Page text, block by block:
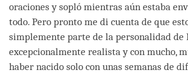
oraciones y sopló mientras aún estaba
todo. Pero pronto me di cuenta de que
simplemente parte de la personalidad de
excepcionalmente realista y con mucho,
haber nacido solo con unas semanas de